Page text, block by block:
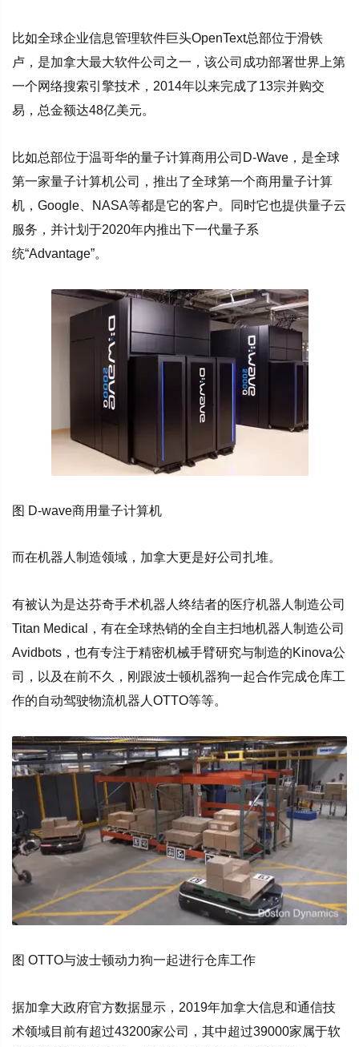
比如全球企业信息管理软件巨头OpenText总部位于滑铁
卢，是加拿大最大软件公司之一，该公司成功部署世界上第
一个网络搜索引擎技术，2014年以来完成了13宗并购交
易，总金额达48亿美元。
比如总部位于温哥华的量子计算商用公司D-Wave，是全球
第一家量子计算机公司，推出了全球第一个商用量子计算
机，Google、NASA等都是它的客户。同时它也提供量子云
服务，并计划于2020年内推出下一代量子系
统“Advantage”。
图 D-wave商用量子计算机
而在机器人制造领域，加拿大更是好公司扎堆。
有被认为是达芬奇手术机器人终结者的医疗机器人制造公司
Titan Medical，有在全球热销的全自主扫地机器人制造公司
Avidbots，也有专注于精密机械手臂研究与制造的Kinova公
司，以及在前不久，刚跟波士顿机器狗一起合作完成仓库工
作的自动驾驶物流机器人OTTO等等。
图 OTTO与波士顿动力狗一起进行仓库工作
据加拿大政府官方数据显示，2019年加拿大信息和通信技
术领域目前有超过43200家公司，其中超过39000家属于软